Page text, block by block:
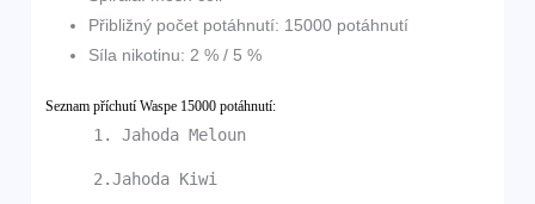
Přibližný počet potáhnutí: 15000 potáhnutí
Síla nikotinu: 2 % / 5 %
Seznam příchutí Waspe 15000 potáhnutí:
1. Jahoda Meloun
2.Jahoda Kiwi